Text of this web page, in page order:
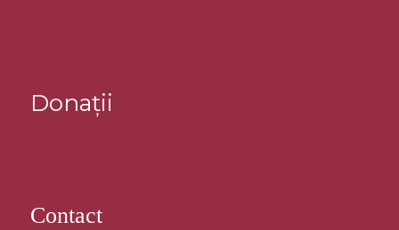
Donații
Contact